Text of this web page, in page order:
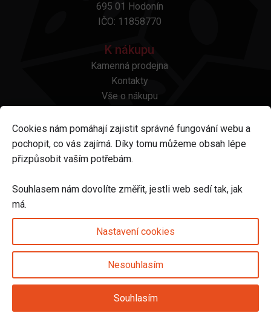
695 01 Hodonín
IČO: 11858770
K nákupu
Kamenná prodejna
Kontakty
Vše o nákupu
Platba a doprava
Reklamace a vrácení
Obchodní podmínky
Odstoupení od smlouvy
Sledujte nás na
© 2025 Svět karet s.r.o. | vytvořeno DIGIBEES
Cookies nám pomáhají zajistit správné fungování webu a
pochopit, co vás zajímá. Díky tomu můžeme obsah lépe
přizpůsobit vaším potřebám.
Souhlasem nám dovolíte změřit, jestli web sedí tak, jak
má.
Nastavení cookies
Nesouhlasím
Souhlasím